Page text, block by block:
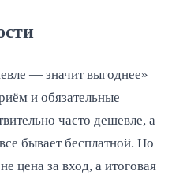
— значит выгоднее»
и обязательные
часто дешевле, а
бывает бесплатной. Но
цена за вход, а итоговая